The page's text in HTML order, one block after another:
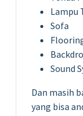
Lampu
Sofa
Sound
Dan masih
yang bisa